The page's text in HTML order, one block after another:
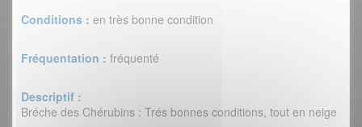
Conditions : en très bonne condition
Fréquentation : fréquenté
Descriptif :
Bréche des Chérubins : Trés bonnes conditions, tout en neige